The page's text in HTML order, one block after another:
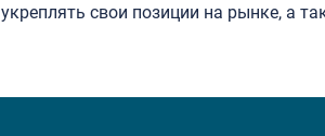
укреплять свои позиции на рынке, а